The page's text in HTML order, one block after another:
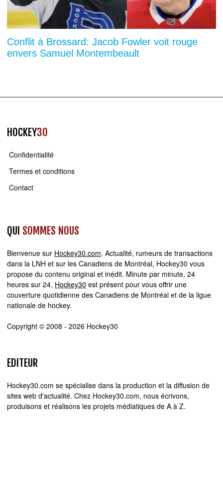
Conflit à Brossard: Jacob Fowler voit rouge
envers Samuel Montembeault
HOCKEY30
Confidentialité
Termes et conditions
Contact
QUI SOMMES NOUS
Bienvenue sur Hockey30.com. Actualité, rumeurs de transactions
dans la LNH et sur les Canadiens de Montréal, Hockey30 vous
propose du contenu original et inédit. Minute par minute, 24
heures sur 24, Hockey30 est présent pour vous offrir une
couverture quotidienne des Canadiens de Montréal et de la ligue
nationale de hockey.
Copyright © 2008 - 2026 Hockey30
EDITEUR
Hockey30.com se spécialise dans la production et la diffusion de
sites web d'actualité. Chez Hockey30.com, nous écrivons,
produisons et réalisons les projets médiatiques de A à Z.